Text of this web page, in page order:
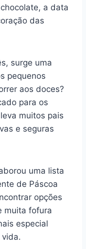
a data
das
surge uma
pequenos
aos doces?
para os
muitos pais
e seguras
uma lista
de Páscoa
opções
muita fofura
especial